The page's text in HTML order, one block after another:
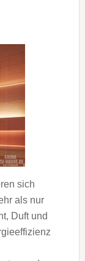
sich
als nur
Duft und